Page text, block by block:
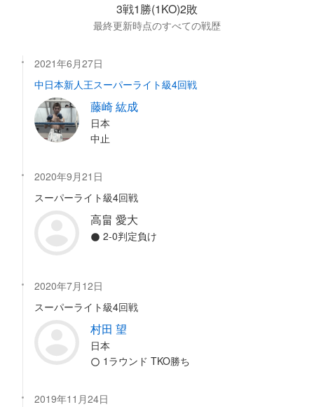
3戦1勝(1KO)2敗
最終更新時点のすべての戦歴
2021年6月27日
中日本新人王スーパーライト級4回戦
藤崎 紘成
日本
中止
2020年9月21日
スーパーライト級4回戦
高畠 愛大
2-0判定負け
2020年7月12日
スーパーライト級4回戦
村田 望
日本
1ラウンド TKO勝ち
2019年11月24日